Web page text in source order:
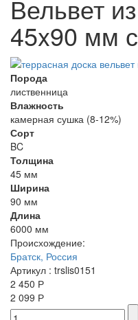
Вельвет
45x90 мм
Порода
лиственница
Влажность
камерная сушка (8-12%)
Сорт
BC
Толщина
45 мм
Ширина
90 мм
Длина
6000 мм
Происхождение:
Братск, Россия
Артикул : trslis0151
2 450 Р
2 099 Р